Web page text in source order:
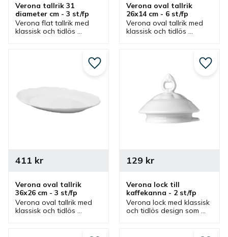
Verona tallrik 31
diameter cm - 3 st/fp
Verona flat tallrik med
klassisk och tidlös
Verona oval tallrik
26x14 cm - 6 st/fp
Verona oval tallrik med
klassisk och tidlös
uppläggningsfat.
Verona oval tallrik
36x26 cm - 3 st/fp
Verona oval tallrik med
klassisk och tidlös
411 kr
Lägg till i favoriter
Verona lock till
kaffekanna - 2 st/fp
Verona lock med klassisk
och tidlös design som
129kr
Lägg